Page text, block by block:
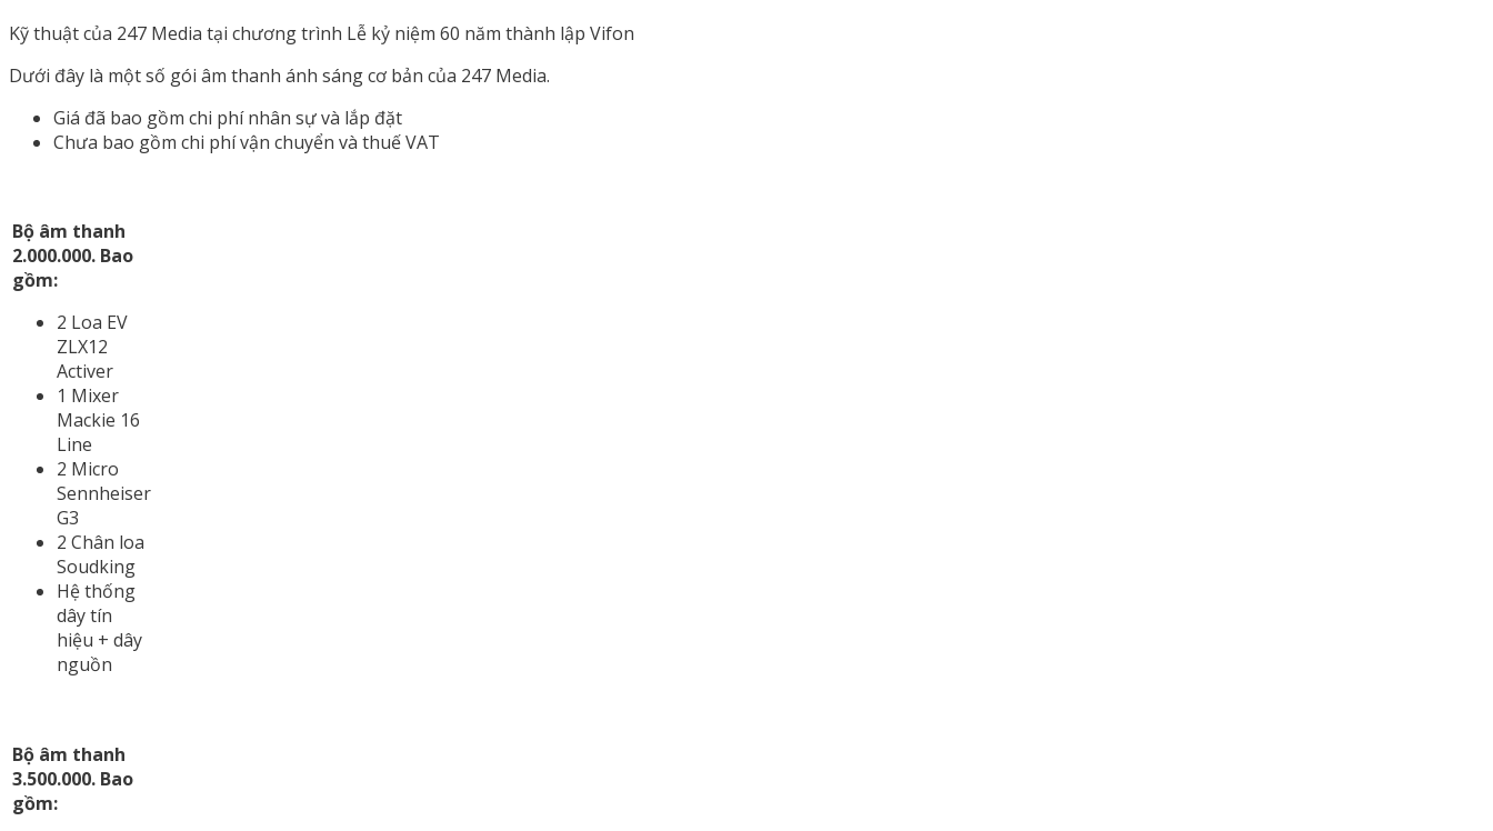
Kỹ thuật của 247 Media tại chương trình Lễ kỷ niệm 60 năm thành lập Vifon
Dưới đây là một số gói âm thanh ánh sáng cơ bản của 247 Media.
Giá đã bao gồm chi phí nhân sự và lắp đặt
Chưa bao gồm chi phí vận chuyển và thuế VAT
Bộ âm thanh
2.000.000. Bao
gồm:
2 Loa EV
ZLX12
Activer
1 Mixer
Mackie 16
Line
2 Micro
Sennheiser
G3
2 Chân loa
Soudking
Hệ thống
dây tín
hiệu + dây
nguồn
Bộ âm thanh
3.500.000. Bao
gồm: